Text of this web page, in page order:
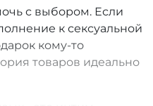
с выбором. Если
к сексуальной
кому-то
товаров идеально